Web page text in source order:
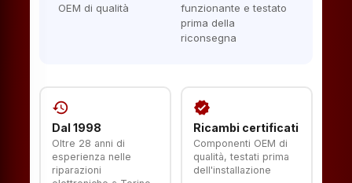
OEM di qualità
funzionante e testato
prima della
riconsegna
history
Dal 1998
Oltre 28 anni di
esperienza nelle
riparazioni
verified
Ricambi certificati
Componenti OEM di
qualità, testati prima
dell'installazione